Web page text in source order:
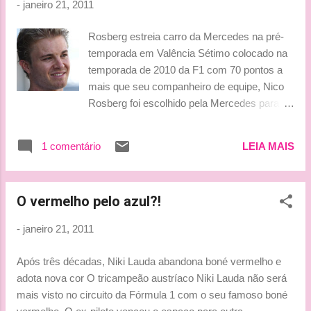
circuito Ricardo Tormo. Além delas, a Ferrari também
utilizará o modelo 2011 nos primeiros treinos, já que fará o
lançamento de sua nova máquina no dia 28 de janeiro, em
Maranello. Fonte: Tazio Caraca!!! Eles já estão no RB7 e já
são campeões mundiais! A Red Bull me impressiona!!! Well,
- janeiro 21, 2011
Rosberg estreia carro da Mercedes na pré-
temporada em Valência Sétimo colocado na
temporada de 2010 da F1 com 70 pontos a
mais que seu companheiro de equipe, Nico
Rosberg foi escolhido pela Mercedes para
Tormo, em Valência. O filho do campeão
mundial de F1 de 1982, Keke Rosberg, será
escuderia prateada, o W02. Michael
no dia seguinte. Em entrevista à agência de
Berlim, Nico confirmou que será o primeiro
piloto a conduzir o novo W02 nos testes de
1 comentário LEIA MAIS
O vermelho pelo azul?!
- janeiro 21, 2011
Após três décadas, Niki Lauda abandona boné vermelho e
adota nova cor O tricampeão austríaco Niki Lauda não será
mais visto no circuito da Fórmula 1 com o seu famoso boné